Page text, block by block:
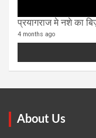
प्रयागराज मे नशे का
4 months ago
About Us